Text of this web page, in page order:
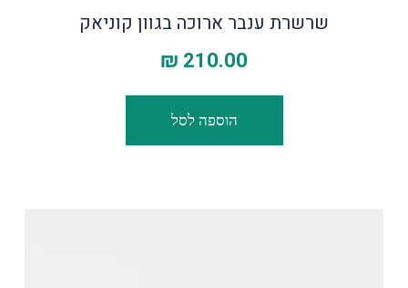
שרשרת ענבר ארוכה בגוון קוניאק
210.00
₪
הוספה לסל